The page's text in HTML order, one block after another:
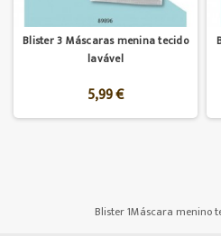
Blister 3 Máscaras menina tecido
lavável
5,99 €
Blister 1Máscara menino